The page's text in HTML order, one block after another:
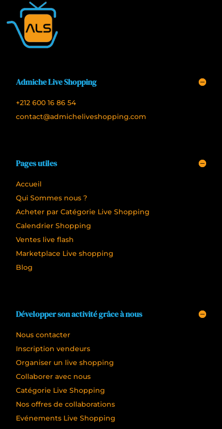
Admiche Live Shopping
+212 600 16 86 54
contact@admicheliveshopping.com
Pages utiles
Accueil
Qui Sommes nous ?
Acheter par Catégorie Live Shopping
Calendrier Shopping
Ventes live flash
Marketplace Live shopping
Blog
Développer son activité grâce à nous
Nous contacter
Inscription vendeurs
Organiser un live shopping
Collaborer avec nous
Catégorie Live Shopping
Nos offres de collaborations
Evénements Live Shopping